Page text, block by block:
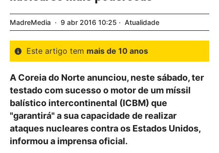
MadreMedia 9 abr 2016 10:25 Atualidade
Este artigo tem mais de 10 anos
A Coreia do Norte anunciou, neste sábado, ter
testado com sucesso o motor de um míssil
balístico intercontinental (ICBM) que
"garantirá" a sua capacidade de realizar
ataques nucleares contra os Estados Unidos,
informou a imprensa oficial.